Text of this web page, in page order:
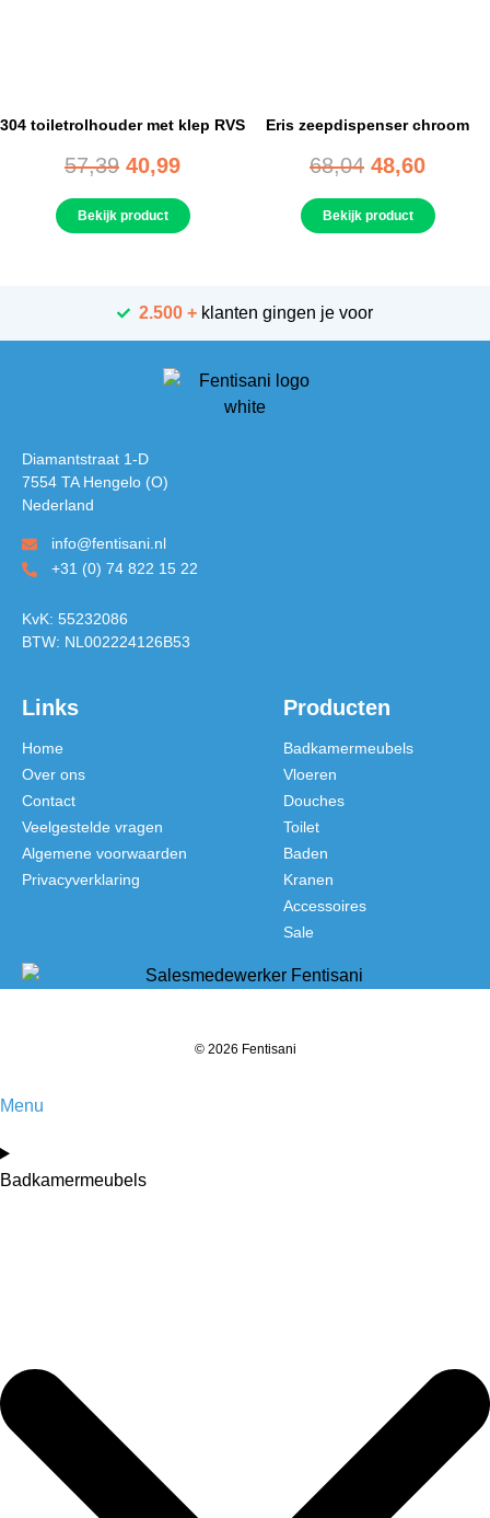
304 toiletrolhouder met klep RVS
57,39 40,99
Bekijk product
Eris zeepdispenser chroom
68,04 48,60
Bekijk product
2.500 + klanten gingen je voor
Diamantstraat 1-D
7554 TA Hengelo (O)
Nederland
info@fentisani.nl
+31 (0) 74 822 15 22
KvK: 55232086
BTW: NL002224126B53
Links
Home
Over ons
Contact
Veelgestelde vragen
Algemene voorwaarden
Privacyverklaring
Producten
Badkamermeubels
Vloeren
Douches
Toilet
Baden
Kranen
Accessoires
Sale
© 2026 Fentisani
Menu
Badkamermeubels